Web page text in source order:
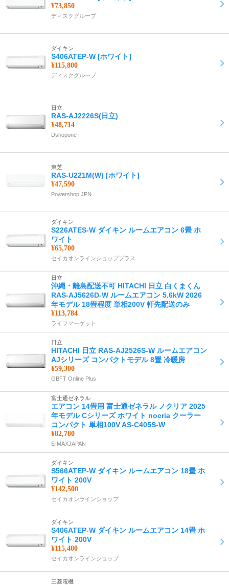
¥73,850
ディスクグループ
ダイキン
S406ATEP-W [ホワイト]
¥115,800
ディスクグループ
日立
RAS-AJ2226S(日立)
¥48,714
Dshopone
東芝
RAS-U221M(W) [ホワイト]
¥47,590
Powershop JPN
ダイキン
S226ATES-W ダイキン ルームエアコン 6畳 ホ
ワイト
¥65,700
セイカオンラインショッププラス
日立
沖縄・離島配送不可 HITACHI 日立 白くまくん
RAS-AJ5626D-W ルームエアコン 5.6kW 2026
年モデル 18畳程度 単相200V 軒先配送のみ
¥113,784
ライフマーケット
日立
HITACHI 日立 RAS-AJ2526S-W ルームエアコン
AJシリーズ コンパクトモデル 8畳 冷暖房
¥59,300
GBFT Online Plus
富士通ゼネラル
エアコン 14畳用 富士通ゼネラル ノクリア 2025
年モデル Cシリーズ ホワイト nocria クーラー
コンパクト 単相100V AS-C405S-W
¥82,780
E-MAXJAPAN
ダイキン
S566ATEP-W ダイキン ルームエアコン 18畳 ホ
ワイト 200V
¥142,500
セイカオンラインショップ
ダイキン
S406ATEP-W ダイキン ルームエアコン 14畳 ホ
ワイト 200V
¥115,400
セイカオンラインショップ
三菱電機